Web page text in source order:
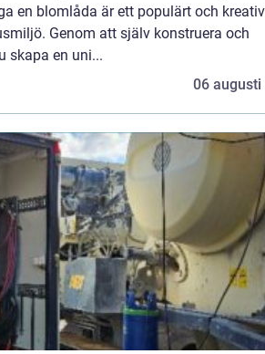
en blomlåda är ett populärt och
Genom att själv konstruera och
skapa en uni...
06 augusti